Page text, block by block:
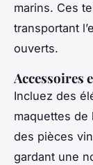
marins. Ces
transportant
ouverts.
Accessoires
Incluez des
maquettes de
des pièces
gardant une